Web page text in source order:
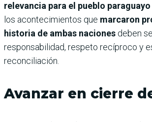
relevancia para el pueblo paraguayo
los acontecimientos que marcaron
historia de ambas naciones deben
responsabilidad, respeto recíproco y
reconciliación.
Avanzar en cierre